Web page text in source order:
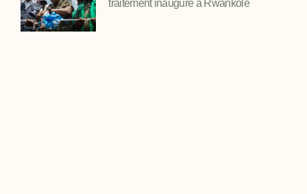
traitement inauguré à Rwankole